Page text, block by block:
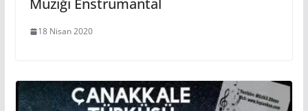
Müziği Enstrümantal
18 Nisan 2020